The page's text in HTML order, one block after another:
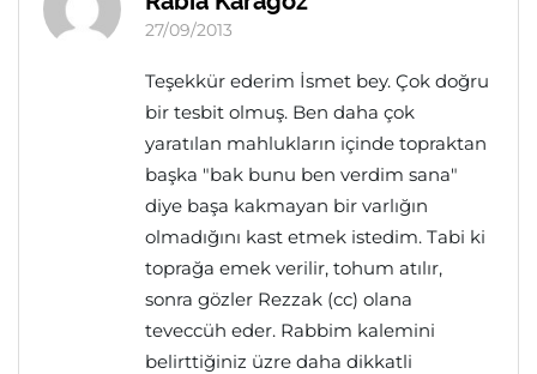
27/09/2013
Teşekkür ederim İsmet bey. Çok doğru
bir tesbit olmuş. Ben daha çok
yaratılan mahlukların içinde topraktan
başka "bak bunu ben verdim sana"
diye başa kakmayan bir varlığın
olmadığını kast etmek istedim. Tabi ki
toprağa emek verilir, tohum atılır,
sonra gözler Rezzak (cc) olana
teveccüh eder. Rabbim kalemini
belirttiğiniz üzre daha dikkatli